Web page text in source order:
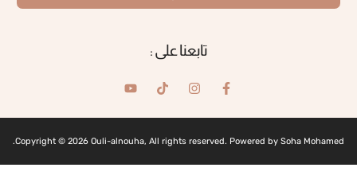
تابعنا على :
Copyright © 2026 Ouli-alnouha, All rights reserved. Powered by Soha Mohamed.